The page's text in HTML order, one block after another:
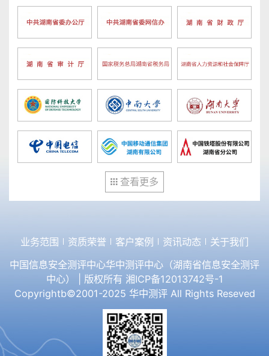
查看更多
业务范围 资质荣誉 客户案例 资讯动态
关于我们
中国信息安全测评中心华中测评中心（湖南省信息安全测评
中心） | 版权所有 湘ICP备12013742号-1
Copyrightb©2001-2025 华中测评 All Rights Reseved